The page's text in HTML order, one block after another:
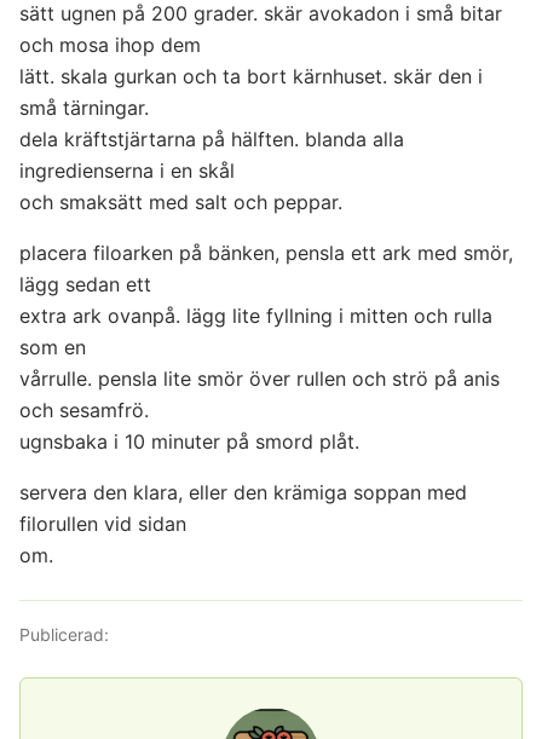
sätt ugnen på 200 grader. skär avokadon i små bitar
och mosa ihop dem
lätt. skala gurkan och ta bort kärnhuset. skär den i
små tärningar.
dela kräftstjärtarna på hälften. blanda alla
ingredienserna i en skål
och smaksätt med salt och peppar.
placera filoarken på bänken, pensla ett ark med smör,
lägg sedan ett
extra ark ovanpå. lägg lite fyllning i mitten och rulla
som en
vårrulle. pensla lite smör över rullen och strö på anis
och sesamfrö.
ugnsbaka i 10 minuter på smord plåt.
servera den klara, eller den krämiga soppan med
filorullen vid sidan
om.
Publicerad: